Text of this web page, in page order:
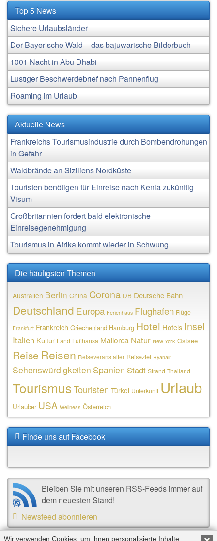
Top 5 News
Sichere Urlaubsländer
Der Bayerische Wald – das bajuwarische Bilderbuch
1001 Nacht in Abu Dhabi
Lustiger Beschwerdebrief nach Pannenflug
Roaming im Urlaub
Aktuelle News
Frankreichs Tourismusindustrie durch Bombendrohungen
in Gefahr
Waldbrände an Siziliens Nordküste
Touristen benötigen für Einreise nach Kenia zukünftig
Visum
Großbritannien fordert bald elektronische
Einreisegenehmigung
Tourismus in Afrika kommt wieder in Schwung
Die häufigsten Themen
Australien Berlin China Corona DB Deutsche Bahn
Deutschland Europa Ferienhaus Flughäfen Flüge
Frankfurt Frankreich Griechenland Hamburg Hotel Hotels Insel
Italien Kultur Land Lufthansa Mallorca Natur New York Ostsee
Reise Reisen Reiseveranstalter Reiseziel Ryanair
Sehenswürdigkeiten Spanien Stadt Strand Thailand
TourismusTouristen Türkei Unterkunft Urlaub
Urlauber USA Wellness Österreich
Finde uns auf Facebook
Bleiben Sie mit unseren RSS-Feeds immer auf
dem neuesten Stand!
Newsfeed abonnieren
Wir verwenden Cookies, um Ihnen personalisierte Inhalte